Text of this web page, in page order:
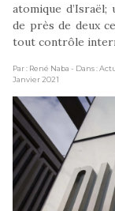
atomique
de près de deux
tout contrôle
Par : René Naba - Dans :
Janvier 2021